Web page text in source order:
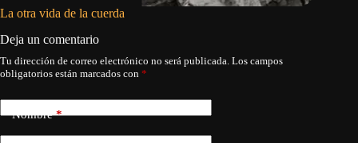
La otra vida de la cuerda
Deja un comentario
Tu dirección de correo electrónico no será publicada. Los campos
obligatorios están marcados con *
Nombre*